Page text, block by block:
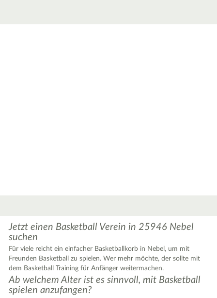
Jetzt einen Basketball Verein in 25946 Nebel
suchen
Für viele reicht ein einfacher Basketballkorb in Nebel, um mit
Freunden Basketball zu spielen. Wer mehr möchte, der sollte mit
dem Basketball Training für Anfänger weitermachen.
Ab welchem Alter ist es sinnvoll, mit Basketball
spielen anzufangen?